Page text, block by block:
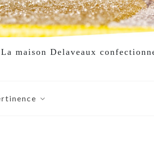
La maison Delaveaux